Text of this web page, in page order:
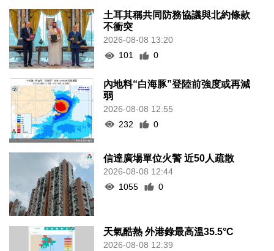
土耳其稱共同防務協議與北約條款
不衝突
2026-08-08 13:20
101
0
內地料“白海豚”登陸前強度或再減
弱
2026-08-08 12:55
232
0
信達廣場單位火警 近50人疏散
2026-08-08 12:44
1055
0
天氣酷熱 外港錄最高溫35.5°C
2026-08-08 12:39